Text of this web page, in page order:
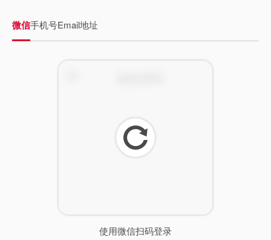
微信手机号Email地址
使用微信扫码登录
刷
新